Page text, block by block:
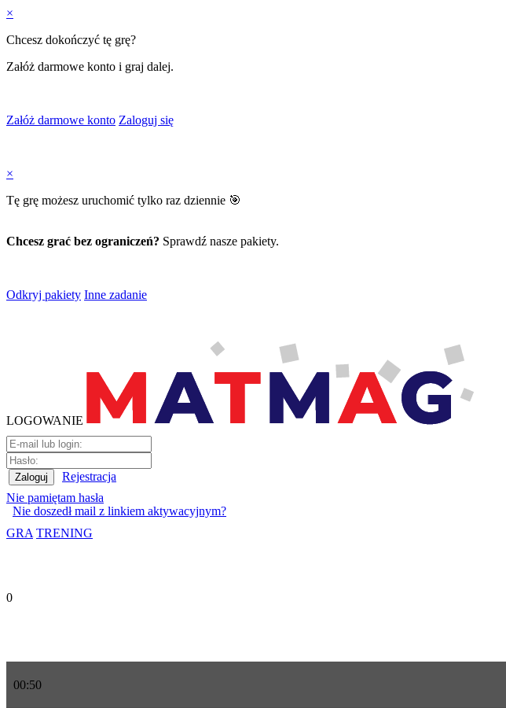
×
Chcesz dokończyć tę grę?
Załóż darmowe konto i graj dalej.
Załóż darmowe konto Zaloguj się
×
Tę grę możesz uruchomić tylko raz dziennie 🎯
Chcesz grać bez ograniczeń? Sprawdź nasze pakiety.
Odkryj pakiety Inne zadanie
LOGOWANIE
Rejestracja
Nie pamiętam hasła
Nie doszedł mail z linkiem aktywacyjnym?
GRA TRENING
0
00:50